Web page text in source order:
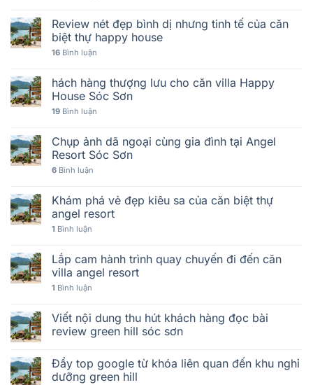
Review nét đẹp bình dị nhưng tinh tế của căn
biệt thự happy house
16 Bình luận
hách hàng thượng lưu cho căn villa Happy
House Sóc Sơn
19 Bình luận
Chụp ảnh dã ngoại cùng gia đình tại Angel
Resort Sóc Sơn
6 Bình luận
Khám phá vẻ đẹp kiêu sa của căn biệt thự
angel resort
1 Bình luận
Lắp cam hành trình quay chuyến đi đến căn
villa angel resort
1 Bình luận
Viết nội dung thu hút khách hàng đọc bài
review green hill sóc sơn
Đẩy top google từ khóa liên quan đến khu nghỉ
dưỡng green hill